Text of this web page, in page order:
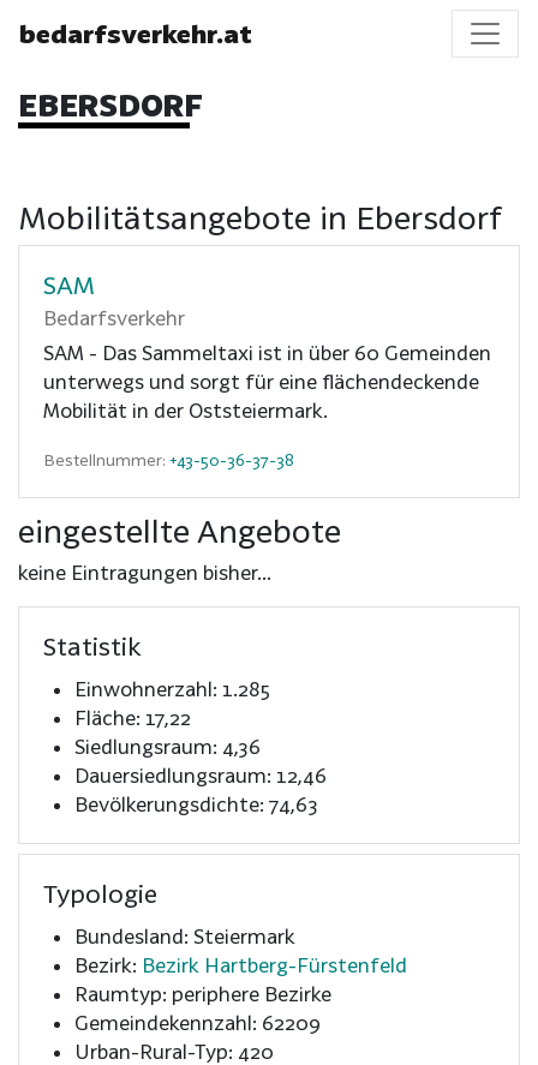
bedarfsverkehr.at
EBERSDORF
Mobilitätsangebote in Ebersdorf
SAM
Bedarfsverkehr
SAM - Das Sammeltaxi ist in über 60 Gemeinden
unterwegs und sorgt für eine flächendeckende
Mobilität in der Oststeiermark.
Bestellnummer: +43-50-36-37-38
eingestellte Angebote
keine Eintragungen bisher...
Statistik
Einwohnerzahl: 1.285
Fläche: 17,22
Siedlungsraum: 4,36
Dauersiedlungsraum: 12,46
Bevölkerungsdichte: 74,63
Typologie
Bundesland: Steiermark
Bezirk: Bezirk Hartberg-Fürstenfeld
Raumtyp: periphere Bezirke
Gemeindekennzahl: 62209
Urban-Rural-Typ: 420